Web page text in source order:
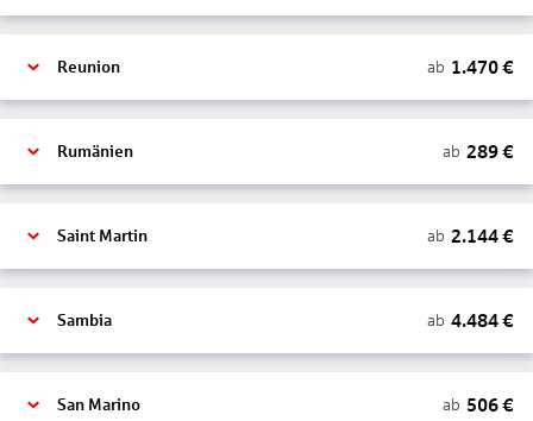
Reunion ab 1.470€
Rumänien ab 289€
Saint Martin ab 2.144€
Sambia ab 4.484€
San Marino ab 506€